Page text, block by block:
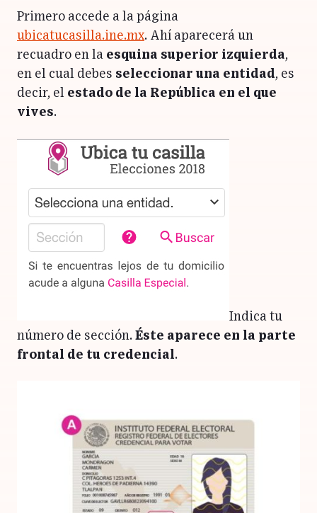
Primero accede a la página
ubicatucasilla.ine.mx. Ahí aparecerá un
recuadro en la esquina superior izquierda,
en el cual debes seleccionar una entidad, es
decir, el estado de la República en el que
vives.
Indica tu
número de sección. Éste aparece en la parte
frontal de tu credencial.